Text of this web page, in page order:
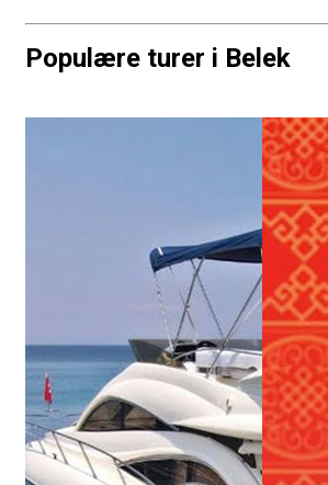
Populære turer i Belek